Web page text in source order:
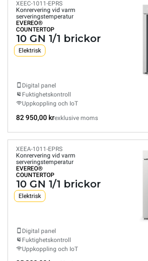
XEEC-1011-EPRS
Konrervering vid varm
serveringstemperatur
EVEREO®
COUNTERTOP
10 GN 1/1 brickor
Elektrisk
Digital panel
Fuktighetskontroll
Uppkoppling och IoT
82 950,00 krexklusive moms
XEEA-1011-EPRS
Konrervering vid varm
serveringstemperatur
EVEREO®
COUNTERTOP
10 GN 1/1 brickor
Elektrisk
Digital panel
Fuktighetskontroll
Uppkoppling och IoT